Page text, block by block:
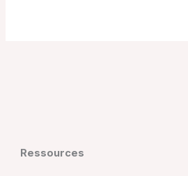
Ressources